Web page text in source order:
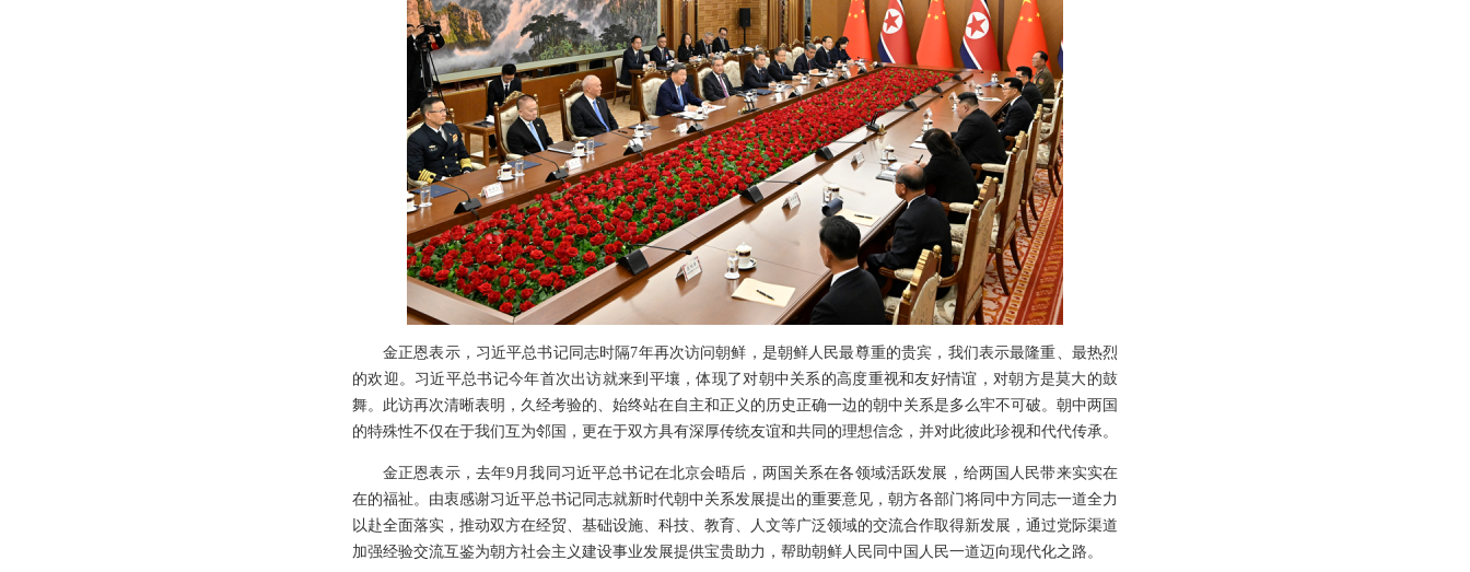
金正恩表示，习近平总书记同志时隔7年再次访问朝鲜，是朝鲜人民最尊重的贵宾，我们表示最隆重、最热烈
的欢迎。习近平总书记今年首次出访就来到平壤，体现了对朝中关系的高度重视和友好情谊，对朝方是莫大的鼓
舞。此访再次清晰表明，久经考验的、始终站在自主和正义的历史正确一边的朝中关系是多么牢不可破。朝中两国
的特殊性不仅在于我们互为邻国，更在于双方具有深厚传统友谊和共同的理想信念，并对此彼此珍视和代代传承。
金正恩表示，去年9月我同习近平总书记在北京会晤后，两国关系在各领域活跃发展，给两国人民带来实实在
在的福祉。由衷感谢习近平总书记同志就新时代朝中关系发展提出的重要意见，朝方各部门将同中方同志一道全力
以赴全面落实，推动双方在经贸、基础设施、科技、教育、人文等广泛领域的交流合作取得新发展，通过党际渠道
加强经验交流互鉴为朝方社会主义建设事业发展提供宝贵助力，帮助朝鲜人民同中国人民一道迈向现代化之路。